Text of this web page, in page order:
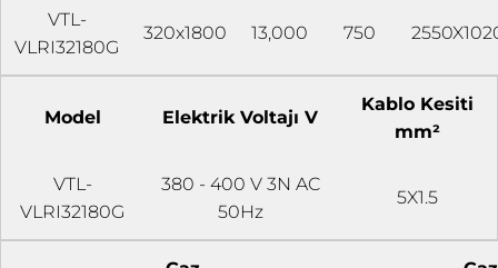
VTL-
VLRI32180G
320x1800 13,000 750
Model Elektrik Voltajı V
Kablo Kesiti
mm²
VTL-
VLRI32180G
380 - 400 V 3N AC
50Hz
5X1.5